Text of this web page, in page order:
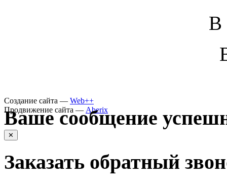
В
Создание сайта — Web++
Продвижение сайта — Aberix
Ваше сообщение
✕
Заказать обратный